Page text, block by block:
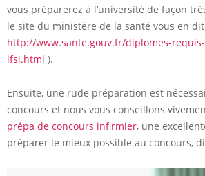
vous préparerez à l’université de façon
le site du ministère de la santé vous en
http://www.sante.gouv.fr/diplomes-
ifsi.html ).
Ensuite, une rude préparation est
concours et nous vous conseillons
prépa de concours infirmier, une
préparer le mieux possible au concours,